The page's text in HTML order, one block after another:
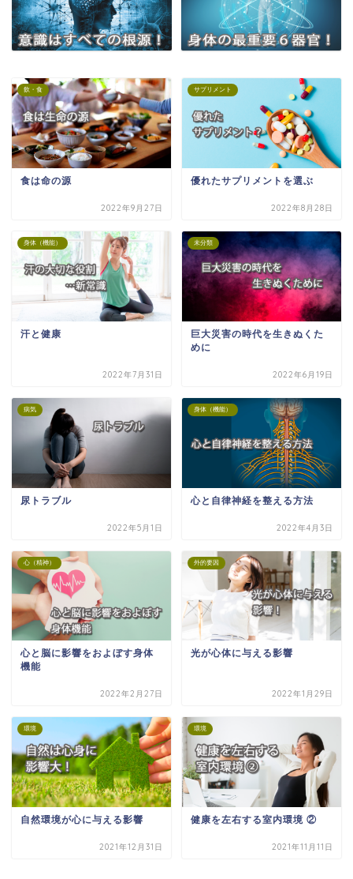
飲・食
食は命の源
2022年9月27日
サプリメント
優れたサプリメントを選ぶ
2022年8月28日
身体（機能）
汗と健康
2022年7月31日
未分類
巨大災害の時代を生きぬくた
めに
2022年6月19日
病気
尿トラブル
2022年5月1日
身体（機能）
心と自律神経を整える方法
2022年4月3日
心（精神）
心と脳に影響をおよぼす身体
機能
2022年2月27日
外的要因
光が心体に与える影響
2022年1月29日
環境
自然環境が心に与える影響
2021年12月31日
環境
健康を左右する室内環境 ②
2021年11月11日